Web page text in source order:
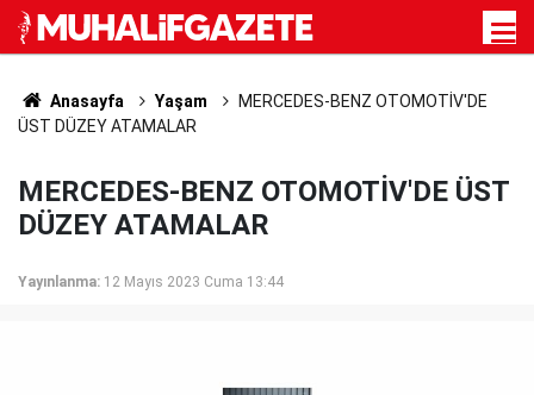
Anasayfa Yaşam
MERCEDES-BENZ OTOMOTİV'DE
ÜST DÜZEY ATAMALAR
MERCEDES-BENZ OTOMOTİV'DE ÜST
DÜZEY ATAMALAR
Yayınlanma: 12 Mayıs 2023 Cuma 13:44